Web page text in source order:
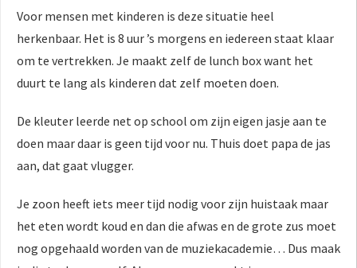
Voor mensen met kinderen is deze situatie heel
herkenbaar. Het is 8 uur ’s morgens en iedereen staat klaar
om te vertrekken. Je maakt zelf de lunch box want het
duurt te lang als kinderen dat zelf moeten doen.
De kleuter leerde net op school om zijn eigen jasje aan te
doen maar daar is geen tijd voor nu. Thuis doet papa de jas
aan, dat gaat vlugger.
Je zoon heeft iets meer tijd nodig voor zijn huistaak maar
het eten wordt koud en dan die afwas en de grote zus moet
nog opgehaald worden van de muziekacademie… Dus maak